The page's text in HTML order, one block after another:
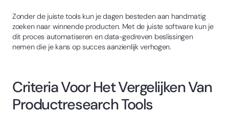
Zonder de juiste tools kun je dagen besteden aan handmatig
zoeken naar winnende producten. Met de juiste software kun je
dit proces automatiseren en data-gedreven beslissingen
nemen die je kans op succes aanzienlijk verhogen.
Criteria Voor Het Vergelijken Van
Productresearch Tools